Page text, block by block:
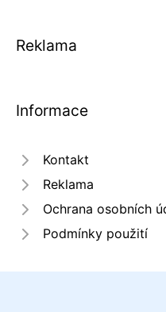
Reklama
Informace
Kontakt
Reklama
Ochrana osobních
Podmínky použití